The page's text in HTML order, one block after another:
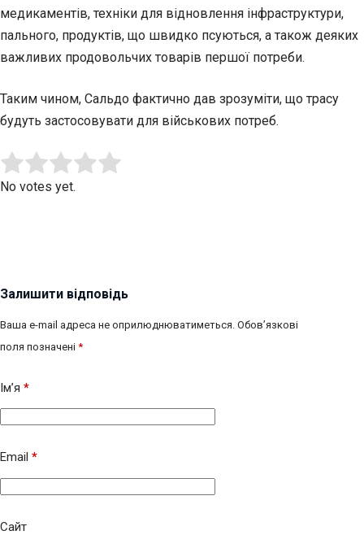
медикаментів, техніки для відновлення інфраструктури,
пального, продуктів, що швидко псуються, а також деяких
важливих продовольчих товарів першої потреби.
Таким чином, Сальдо фактично дав зрозуміти, що трасу
будуть застосовувати для військових потреб.
Rate this item:
No votes yet.
Залишити відповідь
Ваша e-mail адреса не оприлюднюватиметься. Обов’язкові
поля позначені *
Ім’я *
Email *
Сайт